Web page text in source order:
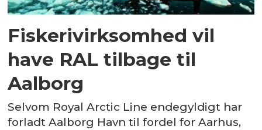
Fiskerivirksomhed vil
have RAL tilbage til
Aalborg
Selvom Royal Arctic Line endegyldigt har
forladt Aalborg Havn til fordel for Aarhus,